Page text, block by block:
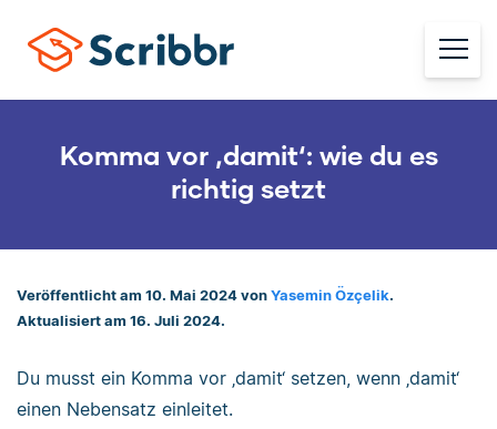
Komma vor ‚damit‘: wie du es
richtig setzt
Veröffentlicht am 10. Mai 2024 von Yasemin Özçelik.
Aktualisiert am 16. Juli 2024.
Du musst ein Komma vor ‚damit‘ setzen, wenn ‚damit‘
einen Nebensatz einleitet.